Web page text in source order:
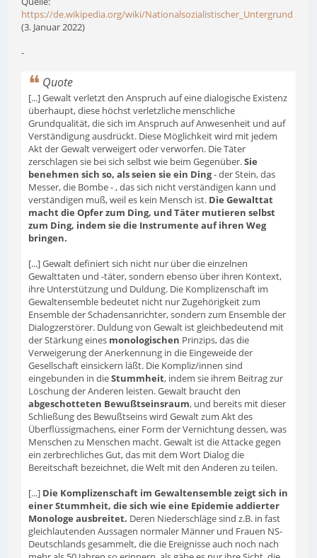
https://de.wikipedia.org/wiki/Nationalsozialistischer_Untergrund
(3. Januar 2022)
-
Quote
[...] Gewalt verletzt den Anspruch auf eine dialogische Existenz
überhaupt, diese höchst verletzliche menschliche
Grundqualität, die sich im Anspruch auf Anwesenheit und auf
Verständigung ausdrückt. Diese Möglichkeit wird mit jedem
Akt der Gewalt verweigert oder verworfen. Die Täter
zerschlagen sie bei sich selbst wie beim Gegenüber.Sie
benehmen sich so, als seien sie ein Ding- der Stein, das
Messer, die Bombe - , das sich nicht verständigen kann und
verständigen muß, weil es kein Mensch ist. Die Gewalttat
macht die Opfer zum Ding, und Täter mutieren selbst
zum Ding, indem sie die Instrumente auf ihren Weg
bringen.
[...] Gewalt definiert sich nicht nur über die einzelnen
Gewalttaten und -täter, sondern ebenso über ihren Kontext,
ihre Unterstützung und Duldung. Die Komplizenschaft im
Gewaltensemble bedeutet nicht nur Zugehörigkeit zum
Ensemble der Schadensanrichter, sondern zum Ensemble der
Dialogzerstörer. Duldung von Gewalt ist gleichbedeutend mit
der Stärkung eines monologischen Prinzips, das die
Verweigerung der Anerkennung in die Eingeweide der
Gesellschaft einsickern läßt. Die Kompliz/innen sind
eingebunden in dieStummheit, indem sie ihrem Beitrag zur
Löschung der Anderen leisten. Gewalt braucht den
abgeschotteten Bewußtseinsraum, und bereits mit dieser
Schließung des Bewußtseins wird Gewalt zum Akt des
Überflüssigmachens, einer Form der Vernichtung dessen, was
Menschen zu Menschen macht. Gewalt ist die Attacke gegen
ein zerbrechliches Gut, das mit dem Wort Dialog die
Bereitschaft bezeichnet, die Welt mit den Anderen zu teilen.
[...] Die Komplizenschaft im Gewaltensemble zeigt sich in
einer Stummheit, die sich wie eine Epidemie addierter
Monologe ausbreitet. Deren Niederschläge sind z.B. in fast
gleichlautenden Aussagen normaler Männer und Frauen NS-
Deutschlands gesammelt, die die Ereignisse auch noch nach